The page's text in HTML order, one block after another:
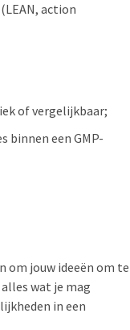
action
of vergelijkbaar;
binnen een GMP-
jouw ideeën om te
wat je mag
in een